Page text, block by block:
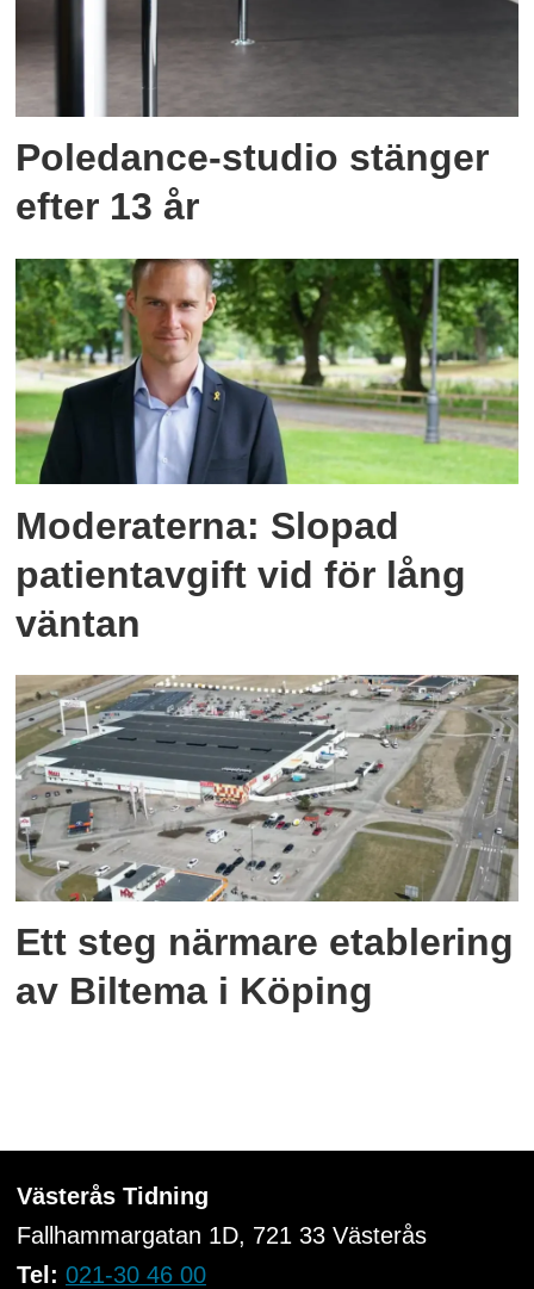
Poledance-studio stänger
efter 13 år
Moderaterna: Slopad
patientavgift vid för lång
väntan
Ett steg närmare etablering
av Biltema i Köping
Västerås Tidning
Fallhammargatan 1D, 721 33Västerås
Tel: 021-30 46 00